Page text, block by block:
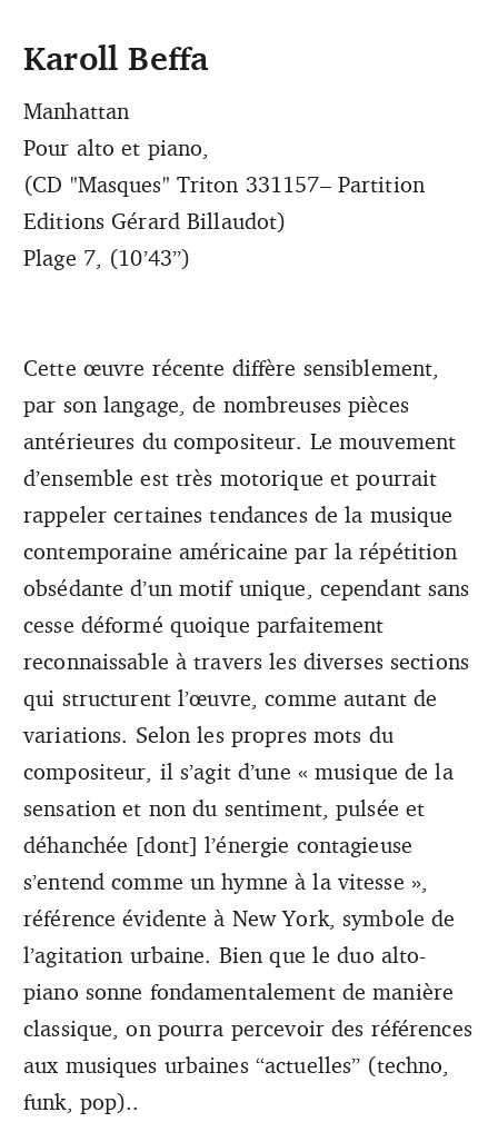
Karoll Beffa
Manhattan
Pour alto et piano,
(CD "Masques" Triton 331157– Partition
Editions Gérard Billaudot)
Plage 7, (10’43”)
Cette œuvre récente diffère sensiblement,
par son langage, de nombreuses pièces
antérieures du compositeur. Le mouvement
d’ensemble est très motorique et pourrait
rappeler certaines tendances de la musique
contemporaine américaine par la répétition
obsédante d’un motif unique, cependant sans
cesse déformé quoique parfaitement
reconnaissable à travers les diverses sections
qui structurent l’œuvre, comme autant de
variations. Selon les propres mots du
compositeur, il s’agit d’une « musique de la
sensation et non du sentiment, pulsée et
déhanchée [dont] l’énergie contagieuse
s’entend comme un hymne à la vitesse »,
référence évidente à New York, symbole de
l’agitation urbaine. Bien que le duo alto-
piano sonne fondamentalement de manière
classique, on pourra percevoir des références
aux musiques urbaines “actuelles” (techno,
funk, pop)..